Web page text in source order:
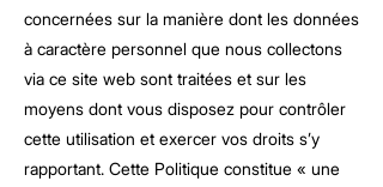
concernées sur la manière dont les données
à caractère personnel que nous collectons
via ce site web sont traitées et sur les
moyens dont vous disposez pour contrôler
cette utilisation et exercer vos droits s’y
rapportant. Cette Politique constitue « une